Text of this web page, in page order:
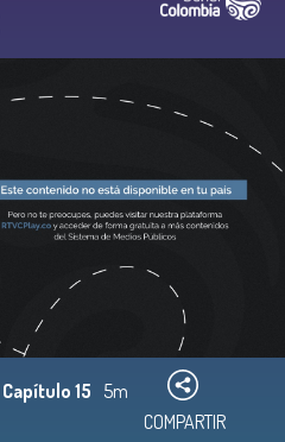
Capítulo 15 5m
COMPARTIR